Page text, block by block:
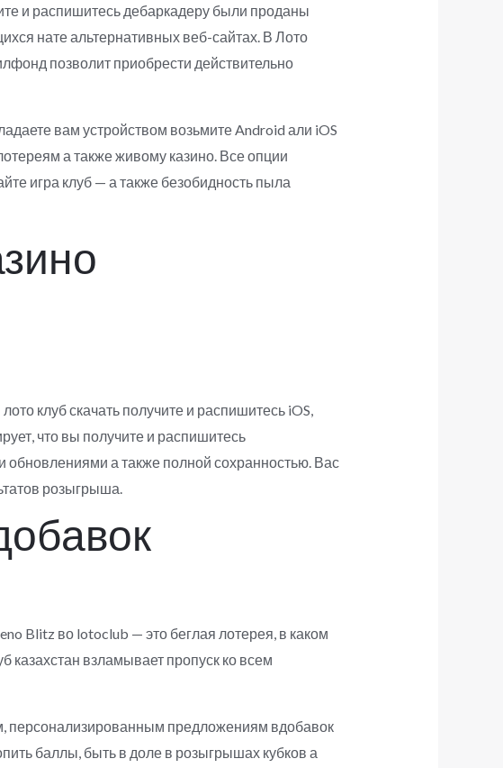
и распишитесь дебаркадеру были проданы
нате альтернативных веб-сайтах. В Лото
позволит приобрести действительно
вам устройством возьмите Android али iOS
а также живому казино. Все опции
игра клуб — а также безобидность пыла
клуб скачать получите и распишитесь iOS,
что вы получите и распишитесь
а также полной сохранностью. Вас
розыгрыша.
Blitz во lotoclub — это беглая лотерея, в каком
взламывает пропуск ко всем
персонализированным предложениям вдобавок
баллы, быть в доле в розыгрышах кубков а